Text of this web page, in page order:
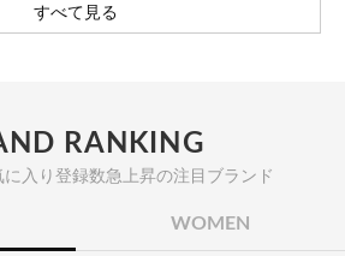
すべて見る
RANKING
入り登録数急上昇の注目ブランド
WOMEN